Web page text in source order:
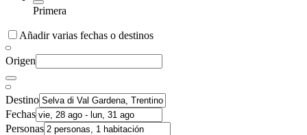
Primera
Añadir varias fechas o destinos
Origen
Destino
Fechas
Personas